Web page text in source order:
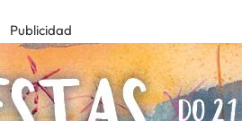
Publicidad